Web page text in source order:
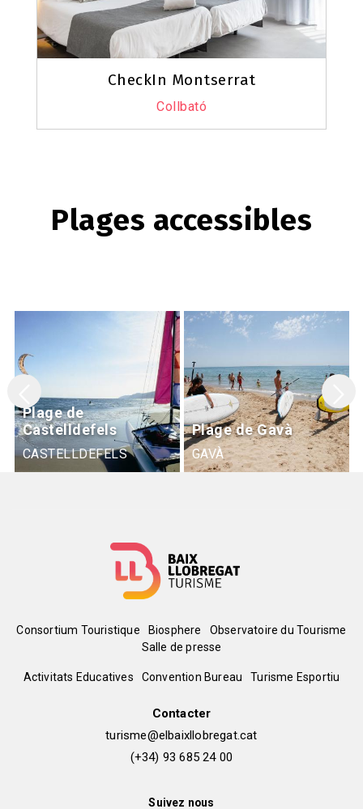
CheckIn Montserrat
Collbató
Plages accessibles
Plage de
Castelldefels
CASTELLDEFELS
Plage de Gavà
GAVÀ
Menú
del
Consortium Touristique Biosphere
Observatoire du Tourisme
Salle de presse
Peu
Activitats Educatives Convention Bureau Turisme Esportiu
Contacter
turisme@elbaixllobregat.cat
(+34) 93 685 24 00
Suivez nous